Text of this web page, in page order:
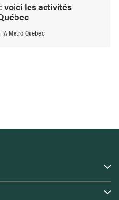
voici les activités
Métro Québec